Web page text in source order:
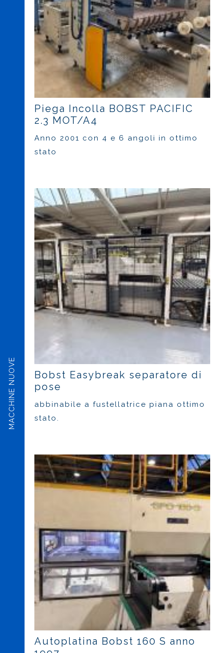
MACCHINE NUOVE
Piega Incolla BOBST PACIFIC
2.3 MOT/A4
Anno 2001 con 4 e 6 angoli in ottimo
stato
Bobst Easybreak separatore di
pose
abbinabile a fustellatrice piana ottimo
stato.
Autoplatina Bobst 160 S anno